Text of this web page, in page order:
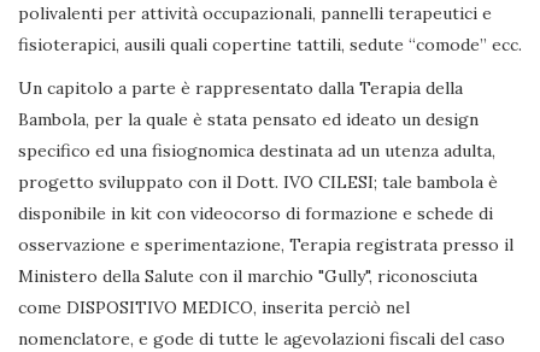
polivalenti per attività occupazionali, pannelli terapeutici e
fisioterapici, ausili quali copertine tattili, sedute “comode” ecc.
Un capitolo a parte è rappresentato dalla Terapia della
Bambola, per la quale è stata pensato ed ideato un design
specifico ed una fisiognomica destinata ad un utenza adulta,
progetto sviluppato con il Dott. IVO CILESI; tale bambola è
disponibile in kit con videocorso di formazione e schede di
osservazione e sperimentazione, Terapia registrata presso il
Ministero della Salute con il marchio "Gully", riconosciuta
come DISPOSITIVO MEDICO, inserita perciò nel
nomenclatore, e gode di tutte le agevolazioni fiscali del caso